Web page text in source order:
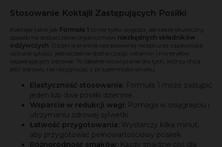
Stosowanie Koktajli Zastępujących Posiłki
Koktajle takie jak Formuła 1 to nie tylko wygoda, ale także skuteczny
sposób na dostarczenie organizmowi niezbędnych składników
odżywczych . Dzięki starannie opracowanej recepturze zapewniają
uczucie sytości, jednocześnie dostarczając witamin i minerałów
wspierających zdrowie. To idealne rozwiązanie dla tych, którzy chcą
jeść zdrowo, nie rezygnując z przyjemności smaku.
Elastyczność stosowania: Formuła 1 może zastąpić
jeden lub dwa posiłki dziennie.
Wsparcie w redukcji wagi: Pomaga w osiągnięciu i
utrzymaniu zdrowej sylwetki.
Łatwość przygotowania: Wystarczy kilka minut,
aby przygotować pełnowartościowy posiłek.
Różnorodność smaków: Każdy znajdzie coś dla